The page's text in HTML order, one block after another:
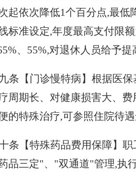
起依次降低1个百分点,最低
标准设定,年度最高支付限
、55%,对退休人员给予
条【门诊慢特病】根据医保
周期长、对健康损害大、
的特殊治疗,可参照住院待遇
条【特殊药品费用保障】
品三定"、"双通道"管理,执